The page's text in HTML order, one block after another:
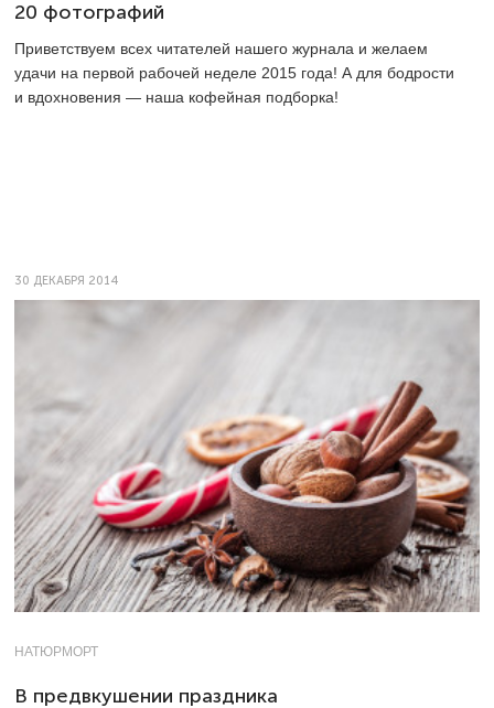
20 фотографий
Приветствуем всех читателей нашего журнала и желаем
удачи на первой рабочей неделе 2015 года! А для бодрости
и вдохновения — наша кофейная подборка!
30 ДЕКАБРЯ 2014
НАТЮРМОРТ
В предвкушении праздника